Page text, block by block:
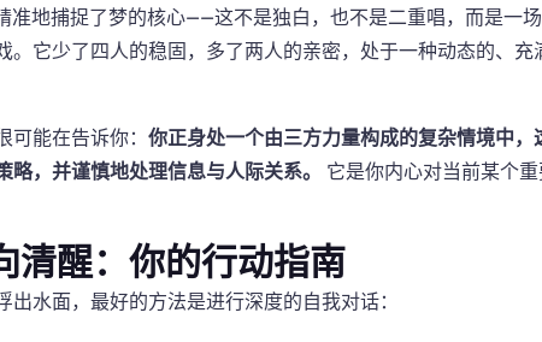
准地捕捉了梦的核心——这不是独白，也不是二重唱，而是一
。它少了四人的稳固，多了两人的亲密，处于一种动态的、充
可能在告诉你： 你正身处一个由三方力量构成的复杂情境中，
略，并谨慎地处理信息与人际关系。
它是你内心对当前某个
清醒：你的行动指南
出水面，最好的方法是进行深度的自我对话：